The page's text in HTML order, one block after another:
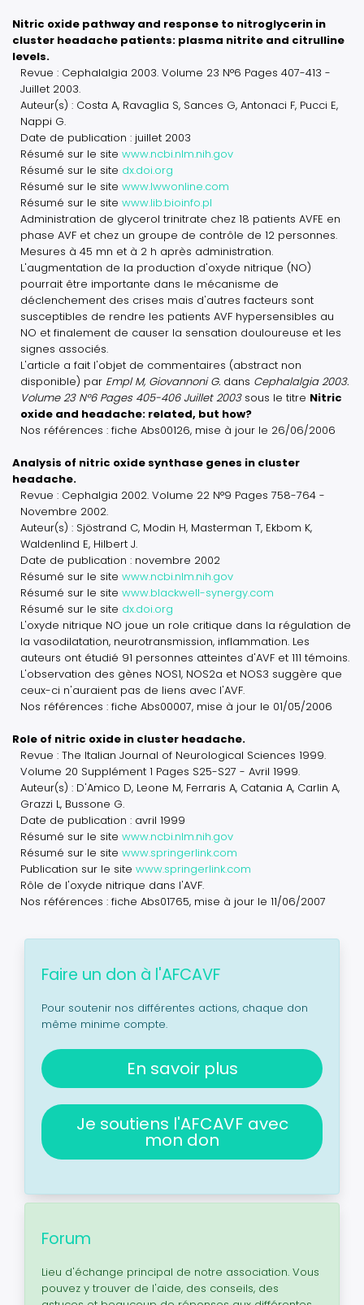
Nitric oxide pathway and response to nitroglycerin in
cluster headache patients: plasma nitrite and citrulline
levels.
Revue : Cephalalgia 2003. Volume 23 N°6 Pages 407-413 -
Juillet 2003.
Auteur(s) : Costa A, Ravaglia S, Sances G, Antonaci F, Pucci E,
Nappi G.
Date de publication : juillet 2003
Résumé sur le site www.ncbi.nlm.nih.gov
Résumé sur le site dx.doi.org
Résumé sur le site www.lwwonline.com
Résumé sur le site www.lib.bioinfo.pl
Administration de glycerol trinitrate chez 18 patients AVFE en
phase AVF et chez un groupe de contrôle de 12 personnes.
Mesures à 45 mn et à 2 h après administration.
L'augmentation de la production d'oxyde nitrique (NO)
pourrait être importante dans le mécanisme de
déclenchement des crises mais d'autres facteurs sont
susceptibles de rendre les patients AVF hypersensibles au
NO et finalement de causer la sensation douloureuse et les
signes associés.
L'article a fait l'objet de commentaires (abstract non
disponible) par Empl M, Giovannoni G. dans Cephalalgia 2003.
Volume 23 N°6 Pages 405-406 Juillet 2003sous le titre Nitric
oxide and headache: related, but how?
Nos références : fiche Abs00126, mise à jour le 26/06/2006
Analysis of nitric oxide synthase genes in cluster
headache.
Revue : Cephalgia 2002. Volume 22 N°9 Pages 758-764 -
Novembre 2002.
Auteur(s) : Sjöstrand C, Modin H, Masterman T, Ekbom K,
Waldenlind E, Hilbert J.
Date de publication : novembre 2002
Résumé sur le site www.ncbi.nlm.nih.gov
Résumé sur le site www.blackwell-synergy.com
Résumé sur le site dx.doi.org
L'oxyde nitrique NO joue un role critique dans la régulation de
la vasodilatation, neurotransmission, inflammation. Les
auteurs ont étudié 91 personnes atteintes d'AVF et 111 témoins.
L'observation des gènes NOS1, NOS2a et NOS3 suggère que
ceux-ci n'auraient pas de liens avec l'AVF.
Nos références : fiche Abs00007, mise à jour le 01/05/2006
Role of nitric oxide in cluster headache.
Revue : The Italian Journal of Neurological Sciences 1999.
Volume 20 Supplément 1 Pages S25-S27 - Avril 1999.
Auteur(s) : D'Amico D, Leone M, Ferraris A, Catania A, Carlin A,
Grazzi L, Bussone G.
Date de publication : avril 1999
Résumé sur le site www.ncbi.nlm.nih.gov
Résumé sur le site www.springerlink.com
Publication sur le site www.springerlink.com
Rôle de l'oxyde nitrique dans l'AVF.
Nos références : fiche Abs01765, mise à jour le 11/06/2007
Faire un don à l'AFCAVF
Pour soutenir nos différentes actions, chaque don
même minime compte.
En savoir plus
Je soutiens l'AFCAVF avec
mon don
Forum
Lieu d'échange principal de notre association. Vous
pouvez y trouver de l'aide, des conseils, des